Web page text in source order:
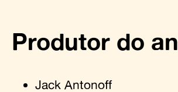
Produtor do
Jack Antonoff